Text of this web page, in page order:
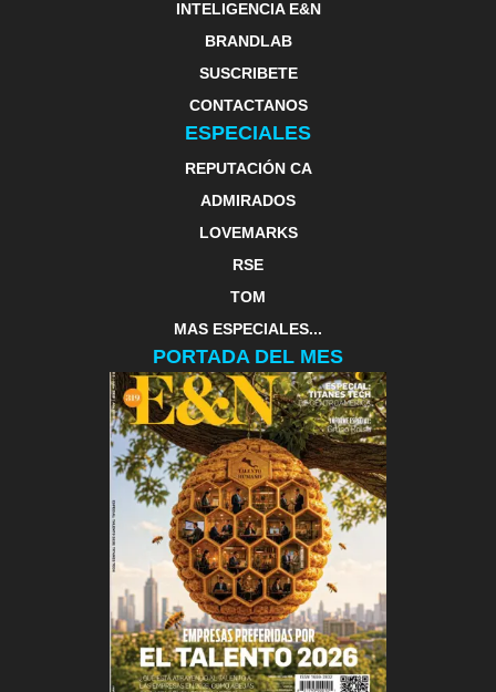
INTELIGENCIA E&N
BRANDLAB
SUSCRIBETE
CONTACTANOS
ESPECIALES
REPUTACIÓN CA
ADMIRADOS
LOVEMARKS
RSE
TOM
MAS ESPECIALES...
PORTADA DEL MES